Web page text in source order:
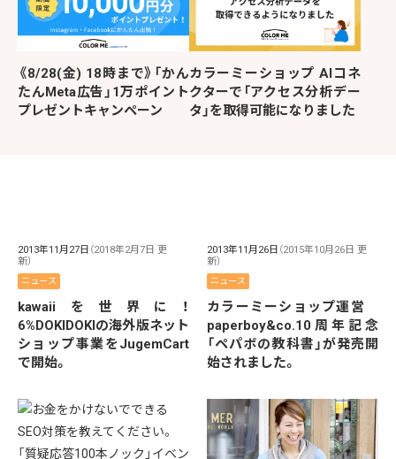
《8/28(金) 18時まで》「かん
たんMeta広告」1万ポイント
プレゼントキャンペーン
カラーミーショップ AIコネ
クターで「アクセス分析デー
タ」を取得可能になりました
2013年11月27日 （2018年2月7日 更
新）
ニュース
kawaiiを世界に！
6%DOKIDOKIの海外版ネット
ショップ事業をJugemCart
で開始。
2013年11月26日 （2015年10月26日 更
新）
ニュース
カラーミーショップ運営
paperboy&co.10周年記念
「ペパボの教科書」が発売開
始されました。